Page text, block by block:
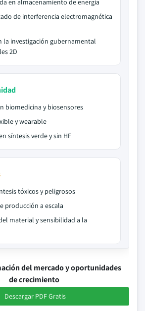
en almacenamiento de energía
de interferencia electromagnética
la investigación gubernamental
2D
biomedicina y biosensores
y wearable
síntesis verde y sin HF
tóxicos y peligrosos
producción a escala
material y sensibilidad a la
del mercado y oportunidades
de crecimiento
Descargar PDF Gratis